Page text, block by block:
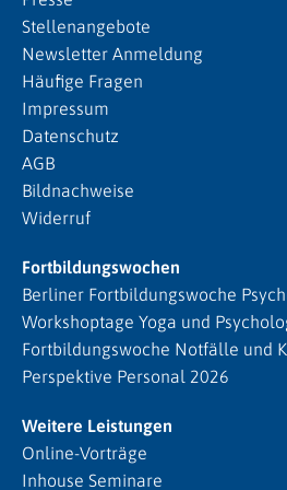
Stellenangebote
Newsletter Anmeldung
Häufige Fragen
Impressum
Datenschutz
AGB
Bildnachweise
Widerruf
Fortbildungswochen
Berliner Fortbildungswoche
Workshoptage Yoga und
Fortbildungswoche Notfälle und
Perspektive Personal 2026
Weitere Leistungen
Online-Vorträge
Inhouse Seminare